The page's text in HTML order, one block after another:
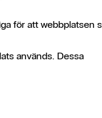
för att webbplatsen
används. Dessa